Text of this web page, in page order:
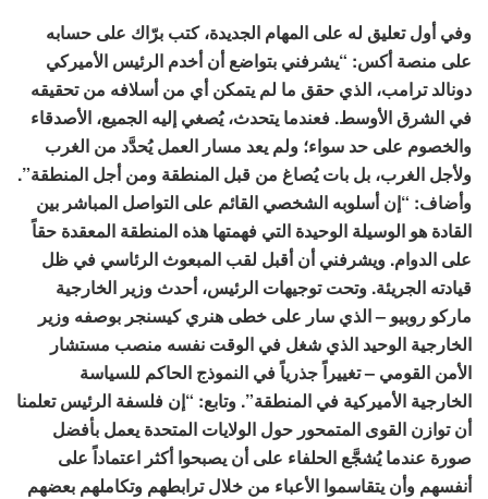
وفي أول تعليق له على المهام الجديدة، كتب برّاك على حسابه
على منصة أكس: “يشرفني بتواضع أن أخدم الرئيس الأميركي
دونالد ترامب، الذي حقق ما لم يتمكن أي من أسلافه من تحقيقه
في الشرق الأوسط. فعندما يتحدث، يُصغي إليه الجميع، الأصدقاء
والخصوم على حد سواء؛ ولم يعد مسار العمل يُحدَّد من الغرب
ولأجل الغرب، بل بات يُصاغ من قبل المنطقة ومن أجل المنطقة”.
وأضاف: “إن أسلوبه الشخصي القائم على التواصل المباشر بين
القادة هو الوسيلة الوحيدة التي فهمتها هذه المنطقة المعقدة حقاً
على الدوام. ويشرفني أن أقبل لقب المبعوث الرئاسي في ظل
قيادته الجريئة. وتحت توجيهات الرئيس، أحدث وزير الخارجية
ماركو روبيو – الذي سار على خطى هنري كيسنجر بوصفه وزير
الخارجية الوحيد الذي شغل في الوقت نفسه منصب مستشار
الأمن القومي – تغييراً جذرياً في النموذج الحاكم للسياسة
الخارجية الأميركية في المنطقة”. وتابع: “إن فلسفة الرئيس تعلمنا
أن توازن القوى المتمحور حول الولايات المتحدة يعمل بأفضل
صورة عندما يُشجَّع الحلفاء على أن يصبحوا أكثر اعتماداً على
أنفسهم وأن يتقاسموا الأعباء من خلال ترابطهم وتكاملهم بعضهم